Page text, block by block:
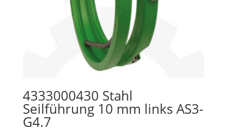
4333000430 Stahl
Seilführung 10 mm links AS3-
G4.7